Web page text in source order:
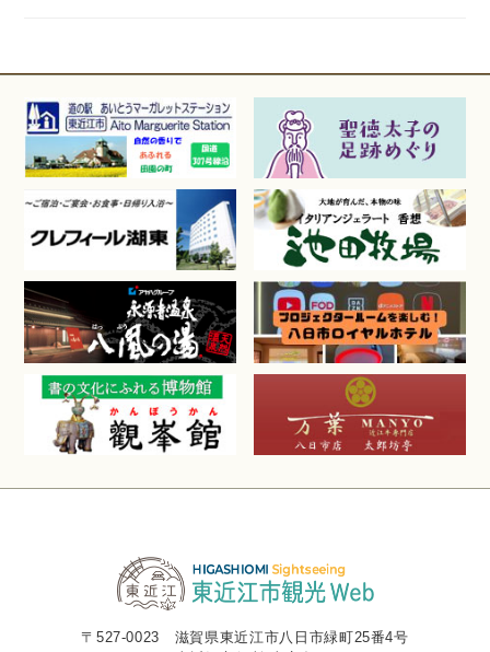
〒527-0023 滋賀県東近江市八日市緑町25番4号